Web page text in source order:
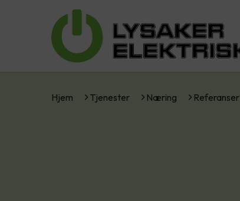
Hjem Tjenester Næring Referanser